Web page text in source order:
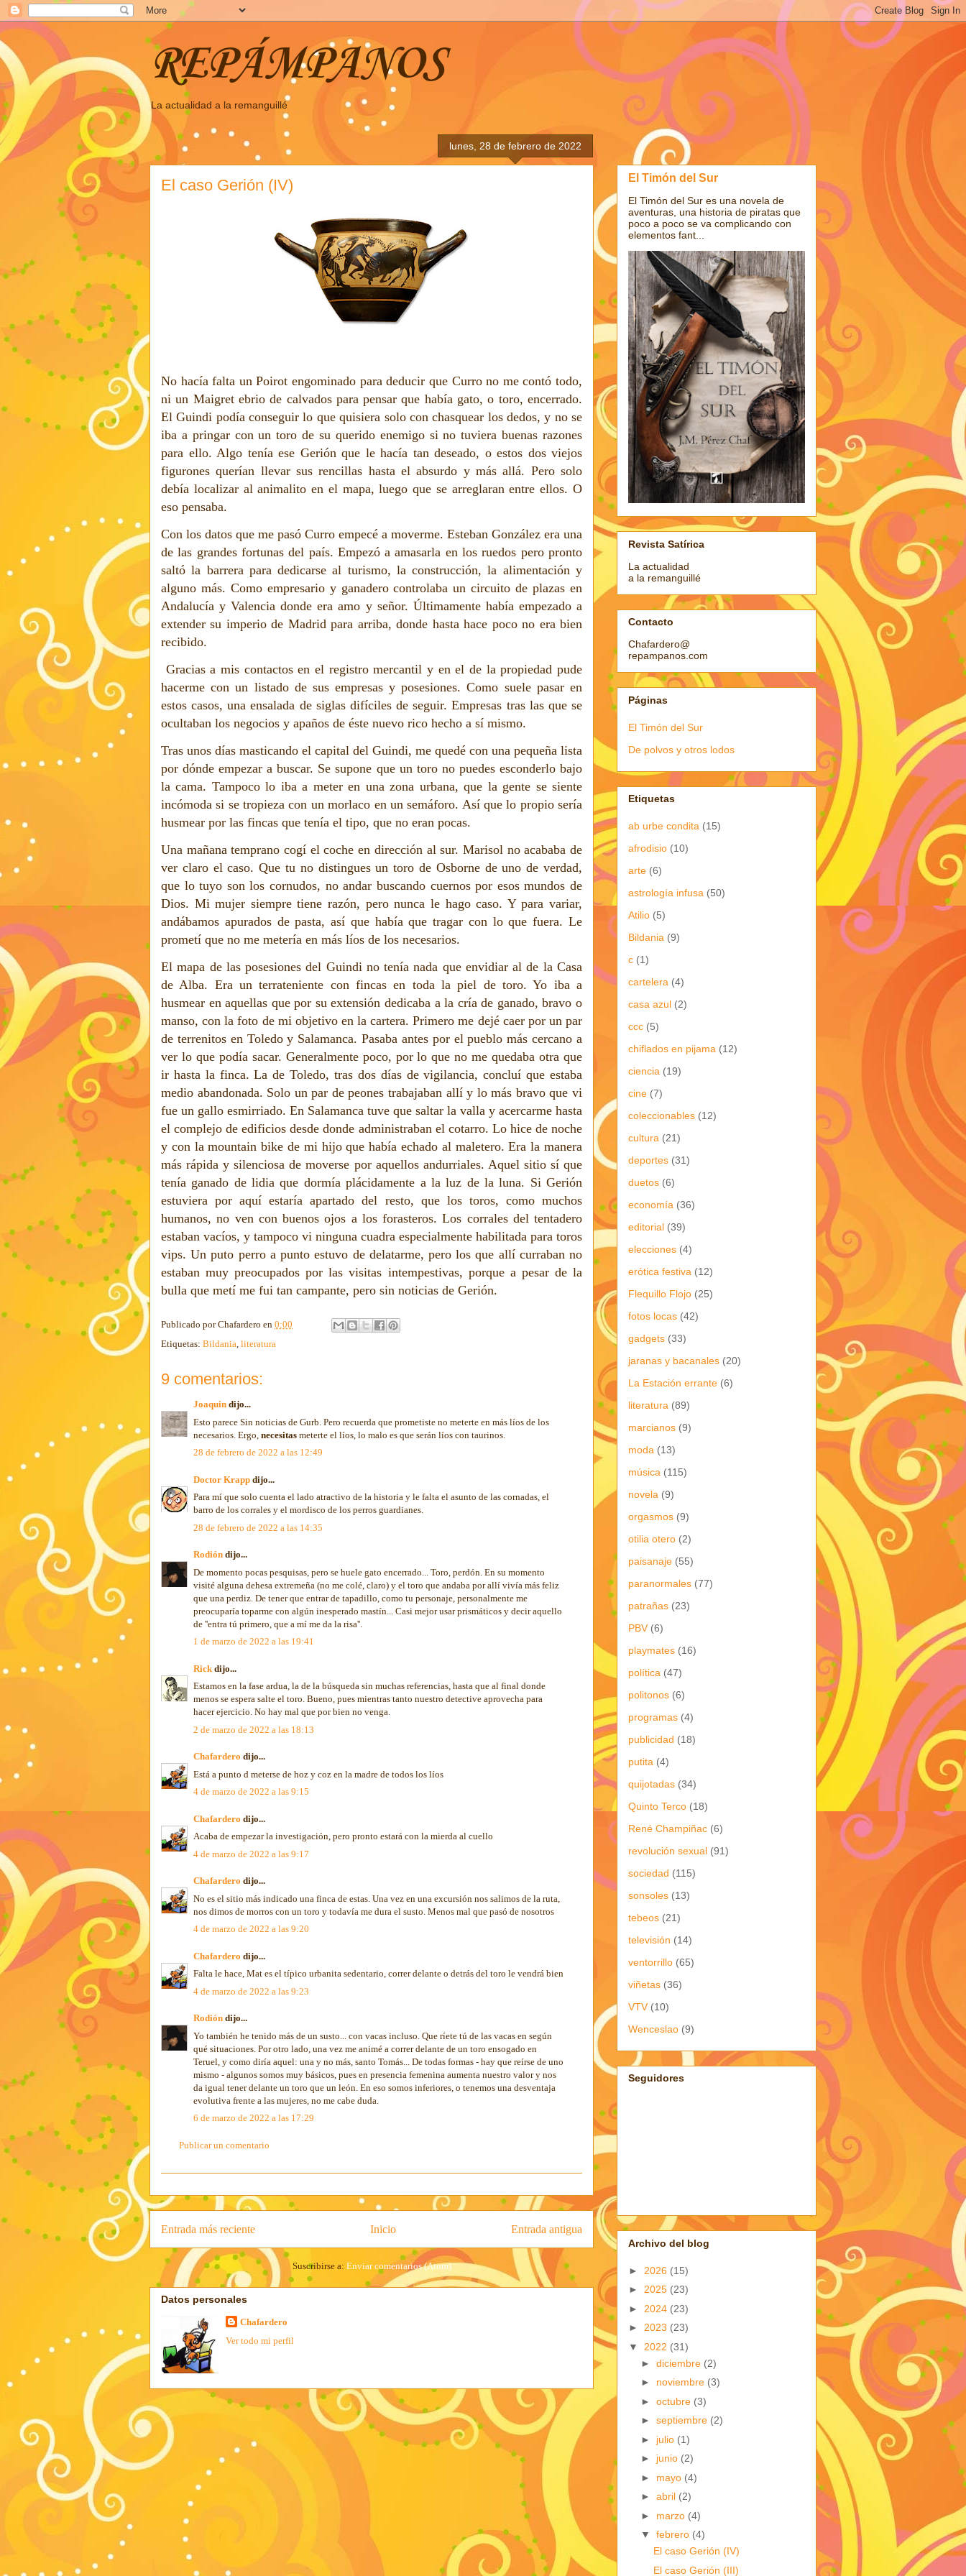
REPÁMPANOS
La actualidad a la remanguillé
lunes, 28 de febrero de 2022
El caso Gerión (IV)
No hacía falta un Poirot engominado para deducir que Curro no me contó todo,
ni un Maigret ebrio de calvados para pensar que había gato, o toro, encerrado.
El Guindi podía conseguir lo que quisiera solo con chasquear los dedos, y no se
iba a pringar con un toro de su querido enemigo si no tuviera buenas razones
para ello. Algo tenía ese Gerión que le hacía tan deseado, o estos dos viejos
figurones querían llevar sus rencillas hasta el absurdo y más allá. Pero solo
debía localizar al animalito en el mapa, luego que se arreglaran entre ellos. O
eso pensaba.
Con los datos que me pasó Curro empecé a moverme. Esteban González era una
de las grandes fortunas del país. Empezó a amasarla en los ruedos pero pronto
saltó la barrera para dedicarse al turismo, la construcción, la alimentación y
alguno más. Como empresario y ganadero controlaba un circuito de plazas en
Andalucía y Valencia donde era amo y señor. Últimamente había empezado a
extender su imperio de Madrid para arriba, donde hasta hace poco no era bien
recibido.
Gracias a mis contactos en el registro mercantil y en el de la propiedad pude
hacerme con un listado de sus empresas y posesiones. Como suele pasar en
estos casos, una ensalada de siglas difíciles de seguir. Empresas tras las que se
ocultaban los negocios y apaños de éste nuevo rico hecho a sí mismo.
Tras unos días masticando el capital del Guindi, me quedé con una pequeña lista
por dónde empezar a buscar. Se supone que un toro no puedes esconderlo bajo
la cama. Tampoco lo iba a meter en una zona urbana, que la gente se siente
incómoda si se tropieza con un morlaco en un semáforo. Así que lo propio sería
husmear por las fincas que tenía el tipo, que no eran pocas.
Una mañana temprano cogí el coche en dirección al sur. Marisol no acababa de
ver claro el caso. Que tu no distingues un toro de Osborne de uno de verdad,
que lo tuyo son los cornudos, no andar buscando cuernos por esos mundos de
Dios. Mi mujer siempre tiene razón, pero nunca le hago caso. Y para variar,
andábamos apurados de pasta, así que había que tragar con lo que fuera. Le
prometí que no me metería en más líos de los necesarios.
El mapa de las posesiones del Guindi no tenía nada que envidiar al de la Casa
de Alba. Era un terrateniente con fincas en toda la piel de toro. Yo iba a
husmear en aquellas que por su extensión dedicaba a la cría de ganado, bravo o
manso, con la foto de mi objetivo en la cartera. Primero me dejé caer por un par
de terrenitos en Toledo y Salamanca. Pasaba antes por el pueblo más cercano a
ver lo que podía sacar. Generalmente poco, por lo que no me quedaba otra que
ir hasta la finca. La de Toledo, tras dos días de vigilancia, concluí que estaba
medio abandonada. Solo un par de peones trabajaban allí y lo más bravo que vi
fue un gallo esmirriado. En Salamanca tuve que saltar la valla y acercarme hasta
el complejo de edificios desde donde administraban el cotarro. Lo hice de noche
y con la mountain bike de mi hijo que había echado al maletero. Era la manera
más rápida y silenciosa de moverse por aquellos andurriales. Aquel sitio sí que
tenía ganado de lidia que dormía plácidamente a la luz de la luna. Si Gerión
estuviera por aquí estaría apartado del resto, que los toros, como muchos
humanos, no ven con buenos ojos a los forasteros. Los corrales del tentadero
estaban vacíos, y tampoco vi ninguna cuadra especialmente habilitada para toros
vips. Un puto perro a punto estuvo de delatarme, pero los que allí curraban no
estaban muy preocupados por las visitas intempestivas, porque a pesar de la
bulla que metí me fui tan campante, pero sin noticias de Gerión.
Publicado porChafardero en 0:00
Etiquetas: Bildania, literatura
9 comentarios:
Joaquin dijo...
Esto parece Sin noticias de Gurb. Pero recuerda que prometiste no meterte en más líos de los
necesarios. Ergo, necesitas meterte el líos, lo malo es que serán líos con taurinos.
28 de febrero de 2022 a las 12:49
Doctor Krapp dijo...
Para mí que solo cuenta el lado atractivo de la historia y le falta el asunto de las cornadas, el
barro de los corrales y el mordisco de los perros guardianes.
28 de febrero de 2022 a las 14:35
Rodión dijo...
De momento pocas pesquisas, pero se huele gato encerrado... Toro, perdón. En su momento
visité alguna dehesa extremeña (no me colé, claro) y el toro que andaba por allí vivía más feliz
que una perdiz. De tener que entrar de tapadillo, como tu personaje, personalmente me
preocuparía toparme con algún inesperado mastín... Casi mejor usar prismáticos y decir aquello
de ''entra tú primero, que a mí me da la risa''.
1 de marzo de 2022 a las 19:41
Rick dijo...
Estamos en la fase ardua, la de la búsqueda sin muchas referencias, hasta que al final donde
menos se espera salte el toro. Bueno, pues mientras tanto nuestro detective aprovecha para
hacer ejercicio. No hay mal que por bien no venga.
2 de marzo de 2022 a las 18:13
Chafardero dijo...
Está a punto d meterse de hoz y coz en la madre de todos los líos
4 de marzo de 2022 a las 9:15
Chafardero dijo...
Acaba de empezar la investigación, pero pronto estará con la mierda al cuello
4 de marzo de 2022 a las 9:17
Chafardero dijo...
No es el sitio más indicado una finca de estas. Una vez en una excursión nos salimos de la ruta,
nos dimos de morros con un toro y todavía me dura el susto. Menos mal que pasó de nosotros
4 de marzo de 2022 a las 9:20
Chafardero dijo...
Falta le hace, Mat es el típico urbanita sedentario, correr delante o detrás del toro le vendrá bien
4 de marzo de 2022 a las 9:23
Rodión dijo...
Yo también he tenido más de un susto... con vacas incluso. Que ríete tú de las vacas en según
qué situaciones. Por otro lado, una vez me animé a correr delante de un toro ensogado en
Teruel, y como diría aquel: una y no más, santo Tomás... De todas formas - hay que reírse de uno
mismo - algunos somos muy básicos, pues en presencia femenina aumenta nuestro valor y nos
da igual tener delante un toro que un león. En eso somos inferiores, o tenemos una desventaja
evolutiva frente a las mujeres, no me cabe duda.
6 de marzo de 2022 a las 17:29
Publicar un comentario
Entrada más reciente Entrada antigua
Inicio
Suscribirse a: Enviar comentarios (Atom)
Datos personales
Chafardero
Ver todo mi perfil
El Timón del Sur
El Timón del Sur es una novela de
aventuras, una historia de piratas que
poco a poco se va complicando con
elementos fant...
Revista Satírica
La actualidad
a la remanguillé
Contacto
Chafardero@
repampanos.com
Páginas
El Timón del Sur
De polvos y otros lodos
Etiquetas
ab urbe condita (15)
afrodisio (10)
arte (6)
astrología infusa (50)
Atilio (5)
Bildania (9)
c (1)
cartelera (4)
casa azul (2)
ccc (5)
chiflados en pijama (12)
ciencia (19)
cine (7)
coleccionables (12)
cultura (21)
deportes (31)
duetos (6)
economía (36)
editorial (39)
elecciones (4)
erótica festiva (12)
Flequillo Flojo (25)
fotos locas (42)
gadgets (33)
jaranas y bacanales (20)
La Estación errante (6)
literatura (89)
marcianos (9)
moda (13)
música (115)
novela (9)
orgasmos (9)
otilia otero (2)
paisanaje (55)
paranormales (77)
patrañas (23)
PBV (6)
playmates (16)
política (47)
politonos (6)
programas (4)
publicidad (18)
putita (4)
quijotadas (34)
Quinto Terco (18)
René Champiñac (6)
revolución sexual (91)
sociedad (115)
sonsoles (13)
tebeos (21)
televisión (14)
ventorrillo (65)
viñetas (36)
VTV (10)
Wenceslao (9)
Seguidores
Archivo del blog
► 2026 (15)
► 2025 (23)
► 2024 (23)
► 2023 (23)
▼ 2022 (31)
► diciembre (2)
► noviembre (3)
► octubre (3)
► septiembre (2)
► julio (1)
► junio (2)
► mayo (4)
► abril (2)
► marzo (4)
▼ febrero (4)
El caso Gerión (IV)
El caso Gerión (III)